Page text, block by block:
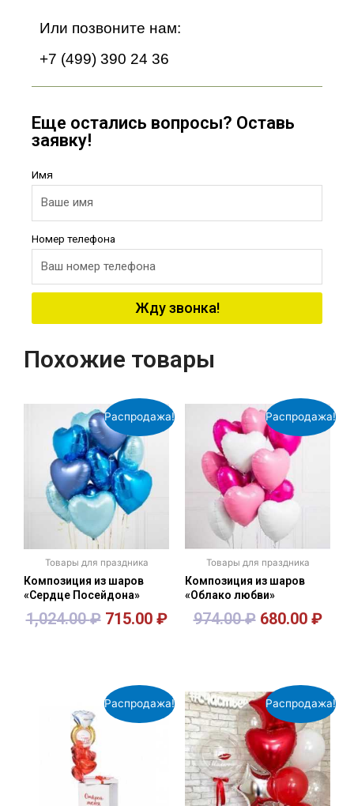
Или позвоните нам:
+7 (499) 390 24 36
Еще остались вопросы? Оставь
заявку!
Имя
Номер телефона
Жду звонка!
Похожие товары
Распродажа!
Товары для праздника
Композиция из шаров
«Сердце Посейдона»
1,024.00₽ 715.00 ₽
Распродажа!
Товары для праздника
Композиция из шаров
«Облако любви»
974.00₽ 680.00 ₽
Распродажа! Распродажа!